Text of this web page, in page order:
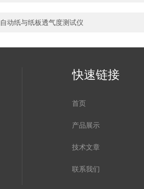
自动纸与纸板透气度测试仪
快速链接
首页
产品展示
技术文章
联系我们